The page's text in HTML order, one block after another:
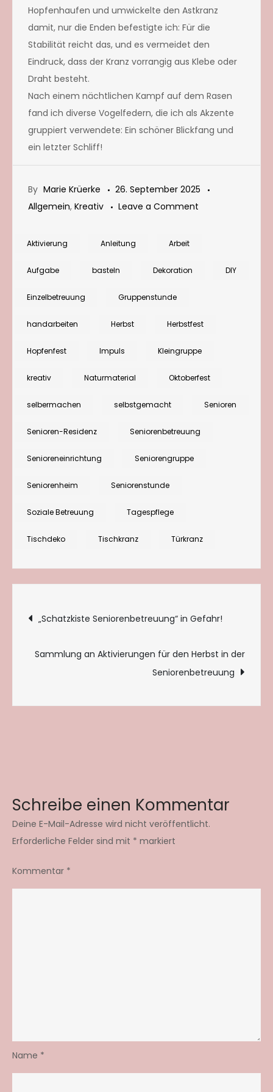
Hopfenhaufen und umwickelte den Astkranz
damit, nur die Enden befestigte ich: Für die
Stabilität reicht das, und es vermeidet den
Eindruck, dass der Kranz vorrangig aus Klebe oder
Draht besteht.
Nach einem nächtlichen Kampf auf dem Rasen
fand ich diverse Vogelfedern, die ich als Akzente
gruppiert verwendete: Ein schöner Blickfang und
ein letzter Schliff!
By Marie Krüerke
26. September 2025
Allgemein, Kreativ Leave a Comment
Hopfenkranz
Aktivierung Anleitung Arbeit
Aufgabe basteln Dekoration DIY
Einzelbetreuung Gruppenstunde
handarbeiten Herbst Herbstfest
Hopfenfest Impuls Kleingruppe
kreativ Naturmaterial Oktoberfest
selbermachen selbstgemacht Senioren
Senioren-Residenz Seniorenbetreuung
Senioreneinrichtung Seniorengruppe
Seniorenheim Seniorenstunde
Soziale Betreuung Tagespflege
Tischdeko Tischkranz Türkranz
Beitragsnavigation
„Schatzkiste Seniorenbetreuung“ in Gefahr!
Sammlung an Aktivierungen für den Herbst in der
Seniorenbetreuung
Schreibe einen Kommentar
Deine E-Mail-Adresse wird nicht veröffentlicht.
Erforderliche Felder sind mit * markiert
Kommentar *
Name *